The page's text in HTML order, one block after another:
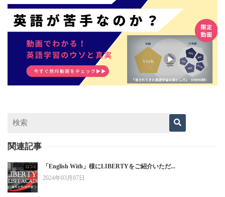
関連記事
「English With」様にLIBERTYをご紹介いただ...
2024年03月07日